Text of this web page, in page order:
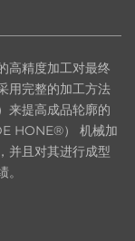
高精度加工对最终
用完整的加工方法
来提高成品轮廓的
HONE®） 机械加
并且对其进行成型